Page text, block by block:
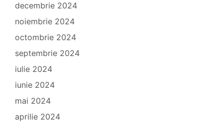
decembrie 2024
noiembrie 2024
octombrie 2024
septembrie 2024
iulie 2024
iunie 2024
mai 2024
aprilie 2024